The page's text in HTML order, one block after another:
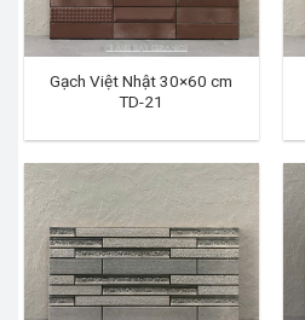
Gạch Việt Nhật 30×60 cm
TD-21